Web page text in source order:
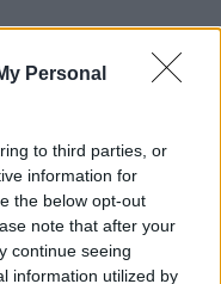
Personal
to third parties, or
information for
the below opt-out
note that after your
continue seeing
information utilized by